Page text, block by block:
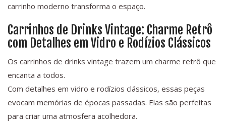
carrinho moderno transforma o espaço.
Carrinhos de Drinks Vintage: Charme Retrô
com Detalhes em Vidro e Rodízios Clássicos
Os carrinhos de drinks vintage trazem um charme retrô que
encanta a todos.
Com detalhes em vidro e rodízios clássicos, essas peças
evocam memórias de épocas passadas. Elas são perfeitas
para criar uma atmosfera acolhedora.